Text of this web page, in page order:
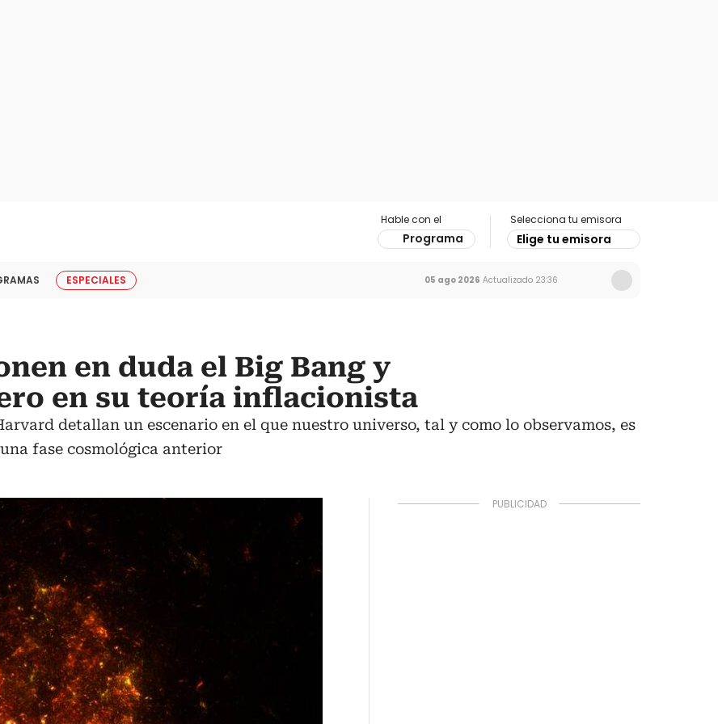
Hable con el
Programa
Selecciona tu emisora
Elige tu emisora
ESPECIALES 05 ago 2026 Actualizado 23:36
en duda el Big Bang y
en su teoría inflacionista
detallan un escenario en el que nuestro universo, tal y como lo observamos, es
fase cosmológica anterior